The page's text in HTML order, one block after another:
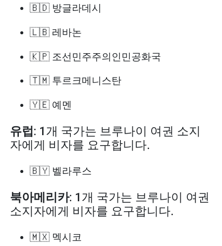
🇧🇩 방글라데시
🇱🇧 레바논
🇰🇵 조선민주주의인민공화국
🇹🇲 투르크메니스탄
🇾🇪 예멘
유럽 : 1개 국가는 브루나이 여권 소지
자에게 비자를 요구합니다.
🇧🇾 벨라루스
북아메리카: 1개 국가는 브루나이 여권
소지자에게 비자를 요구합니다.
🇲🇽 멕시코